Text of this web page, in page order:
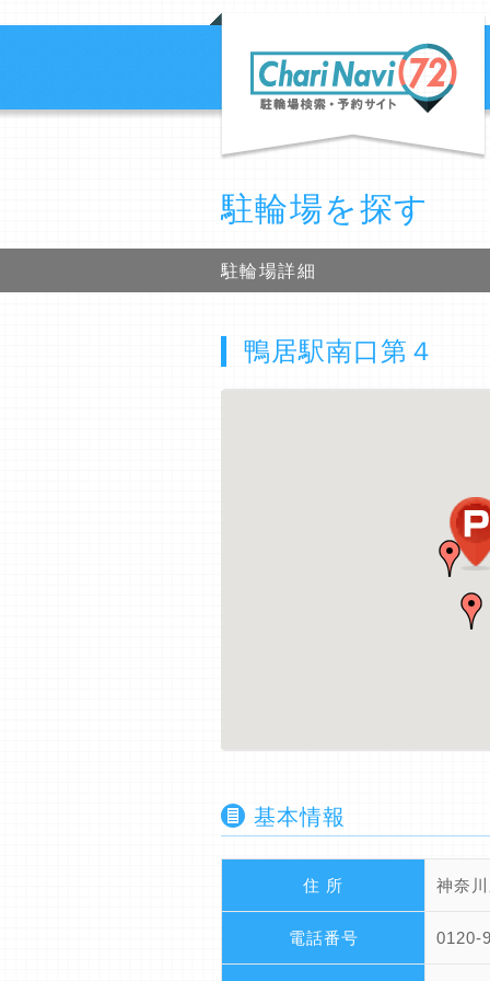
駐輪場を探す
駐輪場詳細
鴨居駅南口第４
基本情報
住 所 神奈
電話番号 0120-